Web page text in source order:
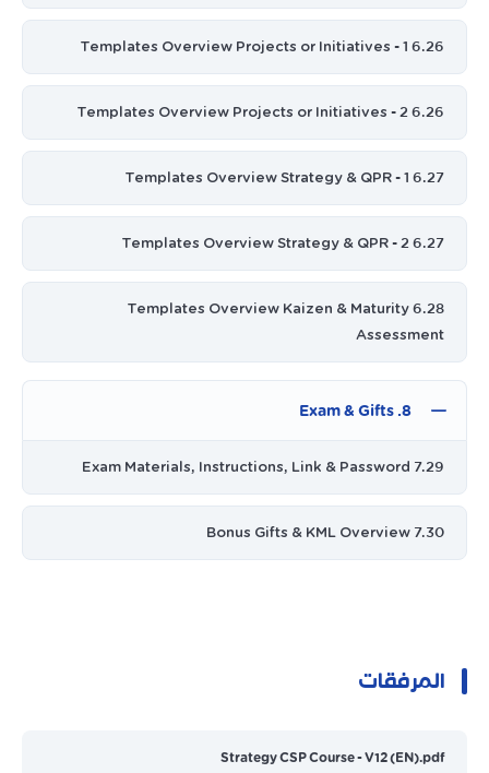
6.26 Templates Overview Projects or Initiatives - 1
6.26 Templates Overview Projects or Initiatives - 2
6.27 Templates Overview Strategy & QPR - 1
6.27 Templates Overview Strategy & QPR - 2
6.28 Templates Overview Kaizen & Maturity
Assessment
8. Exam & Gifts
7.29 Exam Materials, Instructions, Link & Password
7.30 Bonus Gifts & KML Overview
المرفقات
Strategy CSP Course - V12 (EN).pdf